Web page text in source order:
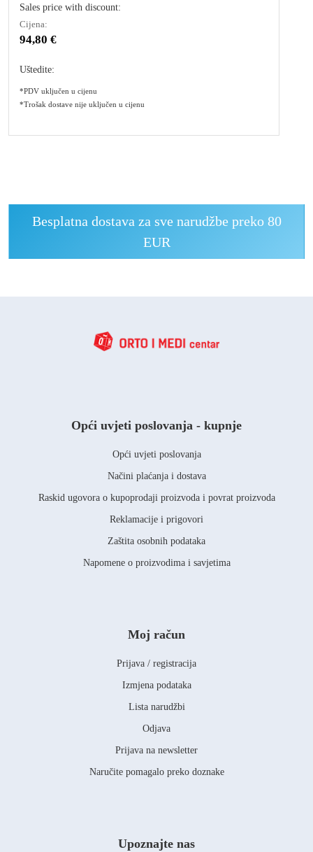
Sales price with discount:
Cijena:
94,80 €
Uštedite:
*PDV uključen u cijenu
*Trošak dostave nije uključen u cijenu
Besplatna dostava za sve narudžbe preko 80
EUR
Opći uvjeti poslovanja - kupnje
Opći uvjeti poslovanja
Načini plaćanja i dostava
Raskid ugovora o kupoprodaji proizvoda i povrat proizvoda
Reklamacije i prigovori
Zaštita osobnih podataka
Napomene o proizvodima i savjetima
Moj račun
Prijava / registracija
Izmjena podataka
Lista narudžbi
Odjava
Prijava na newsletter
Naručite pomagalo preko doznake
Upoznajte nas